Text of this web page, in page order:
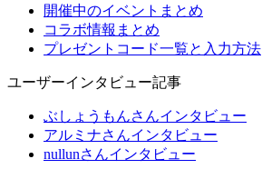
開催中のイベントまとめ
コラボ情報まとめ
プレゼントコード一覧と入力方法
ユーザーインタビュー記事
ぶしょうもんさんインタビュー
アルミナさんインタビュー
nullunさんインタビュー